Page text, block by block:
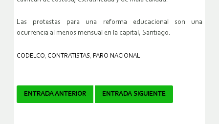
Las protestas para una reforma educacional son una
ocurrencia al menos mensual en la capital, Santiago.
CODELCO, CONTRATISTAS, PARO NACIONAL
Navegador
ENTRADA ANTERIOR ENTRADA SIGUIENTE